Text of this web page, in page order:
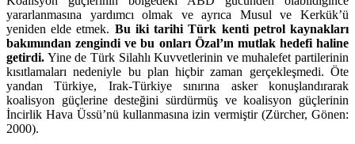
yararlanmasına yardımcı olmak ve ayrıca Musul ve Kerkük’ü
yeniden elde etmek. Bu iki tarihi Türk kenti petrol kaynakları
bakımından zengindi ve bu onları Özal’ın mutlak hedefi haline
getirdi. Yine de Türk Silahlı Kuvvetlerinin ve muhalefet partilerinin
kısıtlamaları nedeniyle bu plan hiçbir zaman gerçekleşmedi. Öte
yandan Türkiye, Irak-Türkiye sınırına asker konuşlandırarak
koalisyon güçlerine desteğini sürdürmüş ve koalisyon güçlerinin
İncirlik Hava Üssü’nü kullanmasına izin vermiştir (Zürcher, Gönen:
2000).